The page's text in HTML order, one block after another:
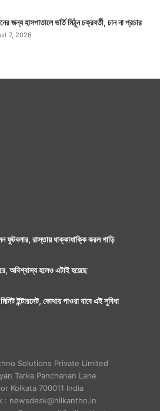
জন্য হাসপাতালে ভর্তি মিঠুন চক্রবর্তী, চান না প্রচার
7, 2026
ফুটবলার, রাস্তায় ধাক্কাধাক্কি করল গাড়ি
অবিশ্বাস্য হলেও এটাই হয়েছে
ইন্টারনেট, কোথায় পাওয়া যাবে এই সুবিধা
Solutions Private Limited
Tarka Panchanan Lane
Kolkata 700011 India
: newsdesk@nilkantho.in